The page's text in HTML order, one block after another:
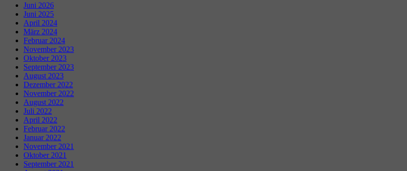
Juni 2026
Juni 2025
April 2024
März 2024
Februar 2024
November 2023
Oktober 2023
September 2023
August 2023
Dezember 2022
November 2022
August 2022
Juli 2022
April 2022
Februar 2022
Januar 2022
November 2021
Oktober 2021
September 2021